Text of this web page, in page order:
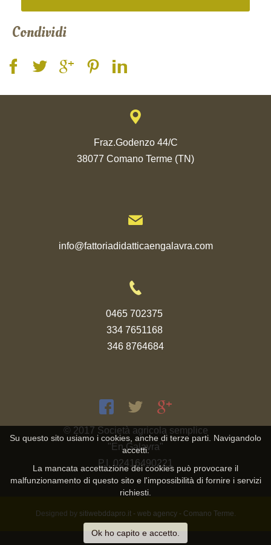
Condividi
Fraz.Godenzo 44/C
38077 Comano Terme (TN)
info@fattoriadidatticaengalavra.com
0465 702375
334 7651168
346 8764684
© 2017 Società agricola semplice
"En Galavra"
P.I. 02416490221
Designed by sitiwebddapro.it - web agency - Comano Terme.
Su questo sito usiamo i cookies, anche di terze parti. Navigandolo
accetti.
La mancata accettazione dei cookies può provocare il
malfunzionamento di questo sito e l'impossibilità di fornire i servizi
richiesti.
Ok ho capito e accetto.